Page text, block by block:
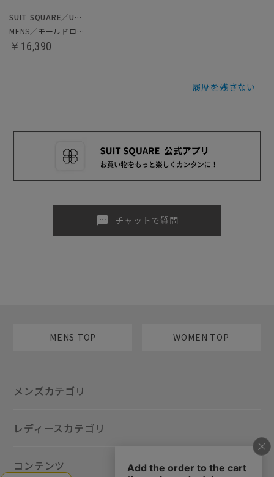
SUIT SQUARE／UNIVERSAL LANGUAGE
MENS／モールドローファー
￥16,390
履歴を残さない
sms チャットで質問
MENS TOP WOMEN TOP
メンズカテゴリ
レディースカテゴリ
コンテンツ